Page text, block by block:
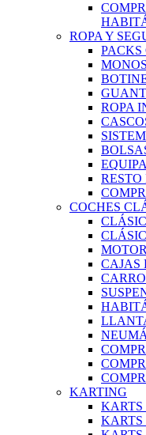
ROPA Y
PACKS
ROPA
RESTO
COCHES
CAJAS
KARTING
KARTS
KARTS